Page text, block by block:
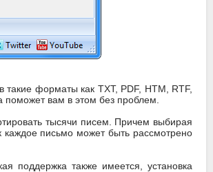
форматы как TXT, PDF, HTM, RTF,
вам в этом без проблем.
тысячи писем. Причем выбирая
каждое письмо может быть рассмотрено
поддержка также имеется, установка